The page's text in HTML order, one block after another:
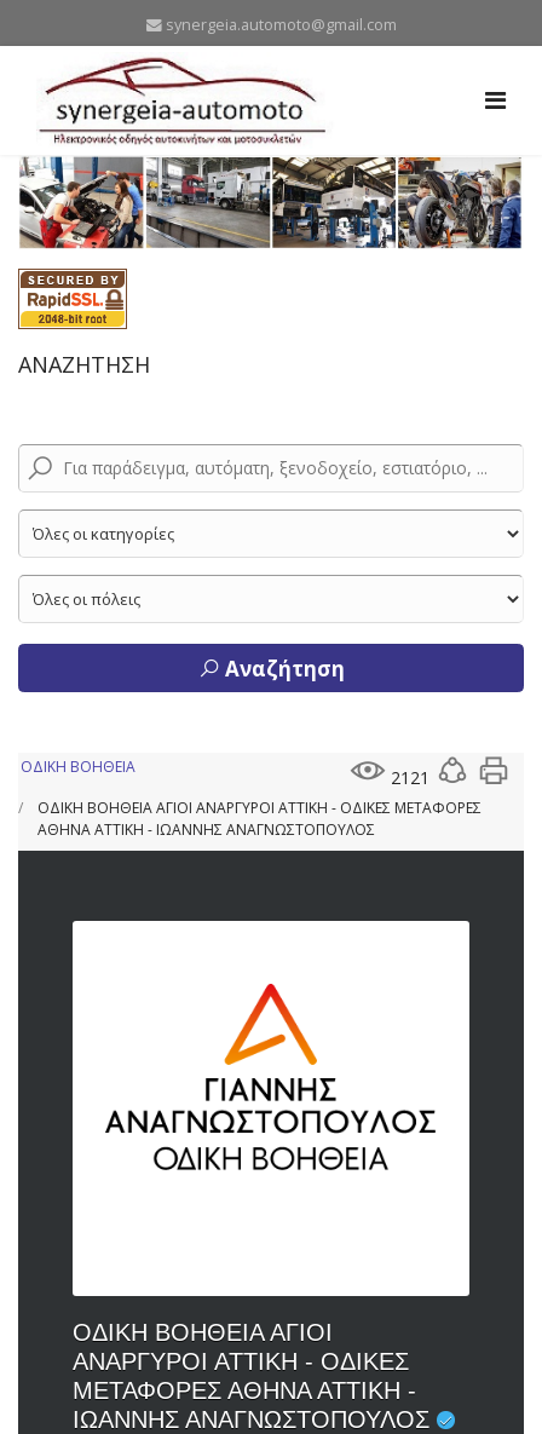
synergeia.automoto@gmail.com
ΑΝΑΖΗΤΗΣΗ
Αναζήτηση
2121
ΟΔΙΚΗ ΒΟΗΘΕΙΑ
ΟΔΙΚΗ ΒΟΗΘΕΙΑ ΑΓΙΟΙ ΑΝΑΡΓΥΡΟΙ ΑΤΤΙΚΗ - ΟΔΙΚΕΣ ΜΕΤΑΦΟΡΕΣ
ΑΘΗΝΑ ΑΤΤΙΚΗ - ΙΩΑΝΝΗΣ ΑΝΑΓΝΩΣΤΟΠΟΥΛΟΣ
ΟΔΙΚΗ ΒΟΗΘΕΙΑ ΑΓΙΟΙ
ΑΝΑΡΓΥΡΟΙ ΑΤΤΙΚΗ - ΟΔΙΚΕΣ
ΜΕΤΑΦΟΡΕΣ ΑΘΗΝΑ ΑΤΤΙΚΗ -
ΙΩΑΝΝΗΣ ΑΝΑΓΝΩΣΤΟΠΟΥΛΟΣ